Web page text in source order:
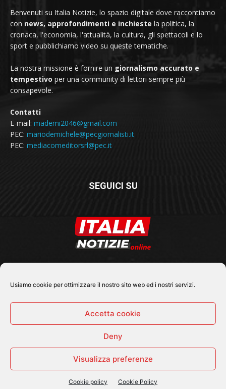
Usiamo cookie per ottimizzare il nostro sito web ed i nostri servizi.
Accetta cookie
Deny
Visualizza preferenze
Cookie policy Cookie Policy
Benvenuti su Italia Notizie, lo spazio digitale dove raccontiamo
con news, approfondimenti e inchieste la politica, la
cronaca, l'economia, l'attualità, la cultura, gli spettacoli e lo
sport e pubblichiamo video su queste tematiche.
La nostra missione è fornire un giornalismo accurato e
tempestivo per una community di lettori sempre più
consapevole.
Contatti
E-mail: mademi2046@gmail.com
PEC: mariodemichele@pecgiornalisti.it
PEC: mediacomeditorsrl@pec.it
SEGUICI SU
© 2026 Tutti i diritti riservati - Italia Notizie .online |
Cronaca Economia
Cultura e Spettacoli ItaliaNotizie Tv